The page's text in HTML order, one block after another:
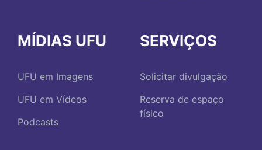
MÍDIAS UFU
UFU em Imagens
UFU em Vídeos
Podcasts
SERVIÇOS
Solicitar divulgação
Reserva de espaço
físico